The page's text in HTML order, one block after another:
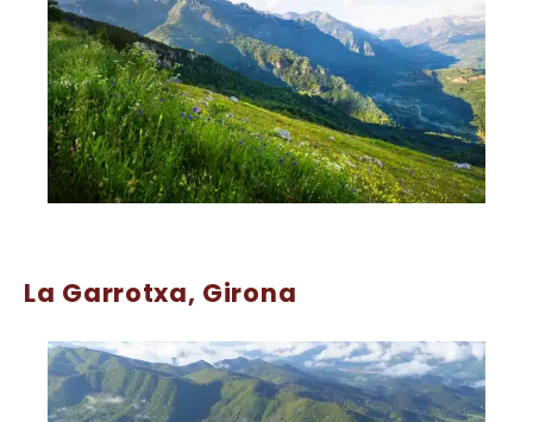
La Garrotxa, Girona